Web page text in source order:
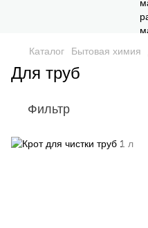
Каталог Бытовая химия
Для труб
Фильтр